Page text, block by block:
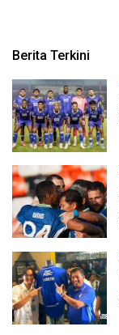
Berita Terkini